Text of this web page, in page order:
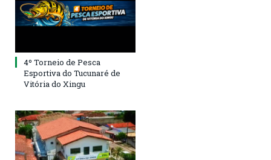
4º Torneio de Pesca
Esportiva do Tucunaré de
Vitória do Xingu